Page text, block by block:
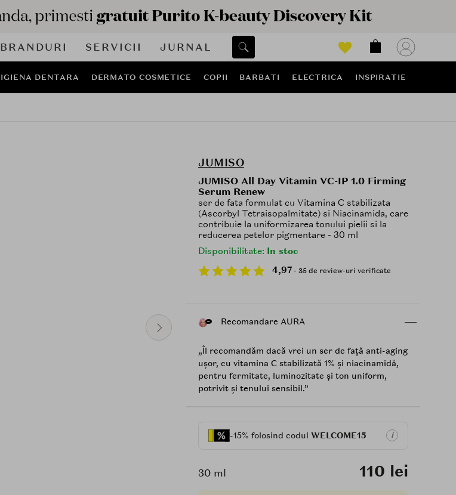
BRANDURI SERVICII JURNAL
IGIENA DENTARA DERMATO COSMETICE COPII BARBATI ELECTRICA INSPIRATIE
JUMISO
JUMISO All Day Vitamin VC-IP 1.0 Firming
Serum Renew
ser de fata formulat cu Vitamina C stabilizata
(Ascorbyl Tetraisopalmitate) si Niacinamida, care
contribuie la uniformizarea tonului pielii si la
reducerea petelor pigmentare - 30 ml
Disponibilitate: In stoc
4,97 - 35 de review-uri verificate
Recomandare AURA
„Îl recomandăm dacă vrei un ser de față anti-aging
ușor, cu vitamina C stabilizată 1% și niacinamidă,
pentru fermitate, luminozitate și ton uniform,
potrivit și tenului sensibil.”
-15% folosind codul WELCOME15 i
30 ml 110 lei